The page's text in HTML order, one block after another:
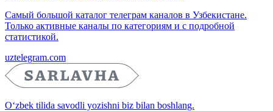
Самый большой каталог телеграм каналов в Узбекистане.
Только активные каналы по категориям и с подробной
статистикой.
uztelegram.com
O‘zbek tilida savodli yozishni biz bilan boshlang.